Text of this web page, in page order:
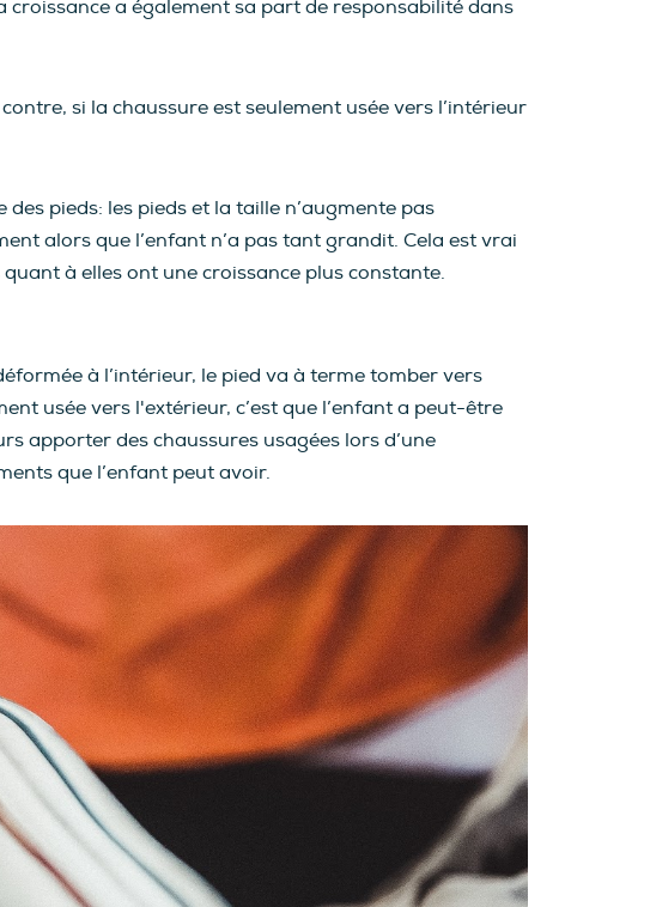
a également sa part de responsabilité dans
si la chaussure est seulement usée vers l’intérieur
pieds: les pieds et la taille n’augmente pas
alors que l’enfant n’a pas tant grandit. Cela est vrai
à elles ont une croissance plus constante.
à l’intérieur, le pied va à terme tomber vers
usée vers l'extérieur, c’est que l’enfant a peut-être
apporter des chaussures usagées lors d’une
que l’enfant peut avoir.